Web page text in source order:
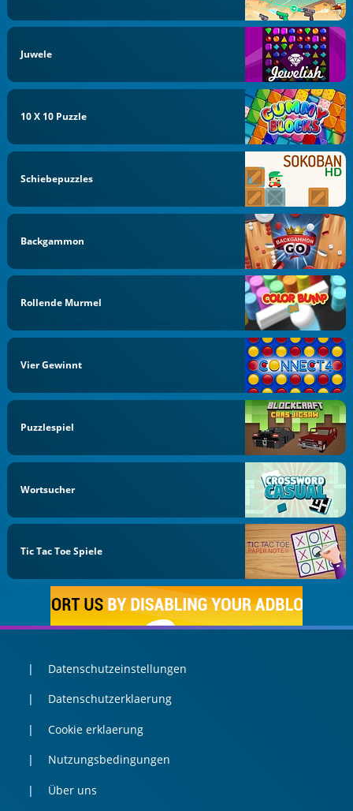
Juwele
10 X 10 Puzzle
Schiebepuzzles
Backgammon
Rollende Murmel
Vier Gewinnt
Puzzlespiel
Wortsucher
Tic Tac Toe Spiele
Datenschutzeinstellungen
Datenschutzerklaerung
Cookie erklaerung
Nutzungsbedingungen
Über uns